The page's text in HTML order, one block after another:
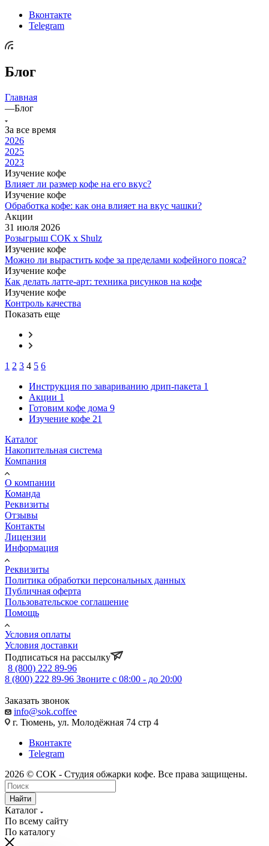
Вконтакте
Telegram
Блог
Главная
—Блог
За все время
2026
2025
2023
Изучение кофе
Влияет ли размер кофе на его вкус?
Изучение кофе
Обработка кофе: как она влияет на вкус чашки?
Акции
31 июля 2026
Розыгрыш СОК х Shulz
Изучение кофе
Можно ли вырастить кофе за пределами кофейного пояса?
Изучение кофе
Как делать латте-арт: техника рисунков на кофе
Изучение кофе
Контроль качества
Показать еще
1 2 3 4 5 6
Инструкция по завариванию дрип-пакета 1
Акции 1
Готовим кофе дома 9
Изучение кофе 21
Каталог
Накопительная система
Компания
О компании
Команда
Реквизиты
Отзывы
Контакты
Лицензии
Информация
Реквизиты
Политика обработки персональных данных
Публичная оферта
Пользовательское соглашение
Помощь
Условия оплаты
Условия доставки
Подписаться на рассылку
8 (800) 222 89-96
8 (800) 222 89-96 Звоните с 08:00 - до 20:00
Заказать звонок
info@sok.coffee
г. Тюмень, ул. Молодёжная 74 стр 4
Вконтакте
Telegram
2026 © СОК - Студия обжарки кофе. Все права защищены.
Найти
Каталог
По всему сайту
По каталогу